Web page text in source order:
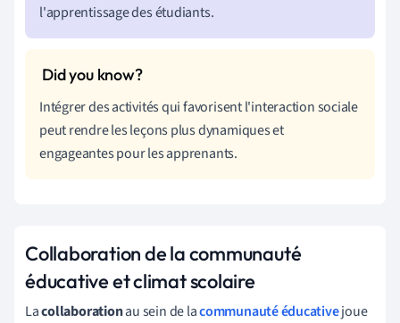
l'apprentissage des étudiants.
Intégrer des activités qui favorisent l'interaction sociale
peut rendre les leçons plus dynamiques et
engageantes pour les apprenants.
Collaboration de la communauté
éducative et climat scolaire
Lacollaborationau sein de lacommunauté éducativejoue